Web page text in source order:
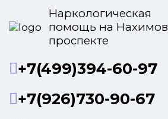
Наркологическая
помощь на
проспекте
+7(499)394-60-97
+7(926)730-90-67